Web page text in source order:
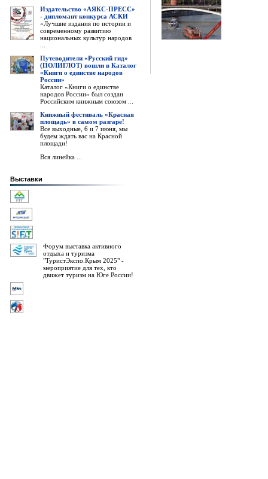
Издательство «АЯКС-ПРЕСС»
- дипломант конкурса АСКИ
«Лучшие издания по истории и
современному развитию
национальных культур народов
Путеводители «Русский гид»
(ПОЛИГЛОТ) вошли в Каталог
«Книги о единстве народов
России»
Каталог «Книги о единстве
народов России» был создан
Российским книжным союзом ...
Книжный фестиваль «Красная
площадь» в самом разгаре!
Все выходные, 6 и 7 июня, мы
будем ждать вас на Красной
площади!
Вся линейка ...
Выставки
Форум выставка активного
отдыха и туризма
"ТуристЭкспо.Крым 2025" -
мероприятие для тех, кто
движет туризм на Юге России!